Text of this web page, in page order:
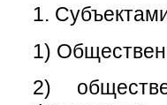
1.
1)
2)